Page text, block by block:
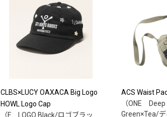
CLBS×LUCY OAXACA Big Logo
HOWL Logo Cap
（F LOGO Black/ロゴブラッ
ACS Waist
（ONE Deep
Green×Tea/デ